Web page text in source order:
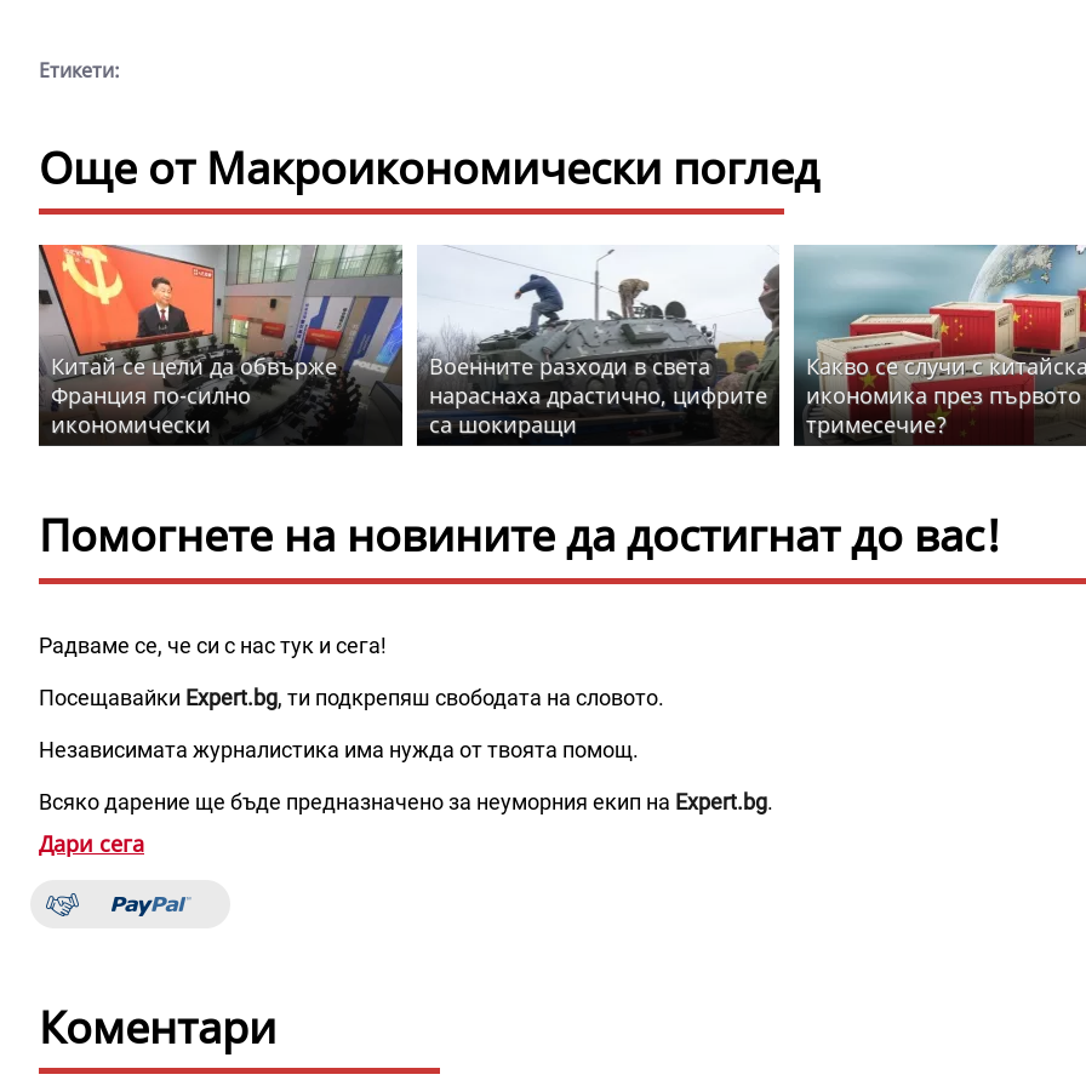
Етикети:
Още от Макроикономически поглед
Китай се цели да обвърже
Франция по-силно
икономически
Военните разходи в света
нараснаха драстично, цифрите
са шокиращи
Какво се случи с
икономика през първото
тримесечие?
Помогнете на новините да достигнат до вас!
Радваме се, че си с нас тук и сега!
Посещавайки Expert.bg, ти подкрепяш свободата на словото.
Независимата журналистика има нужда от твоята помощ.
Всяко дарение ще бъде предназначено за неуморния екип на Expert.bg.
Дари сега
Коментари